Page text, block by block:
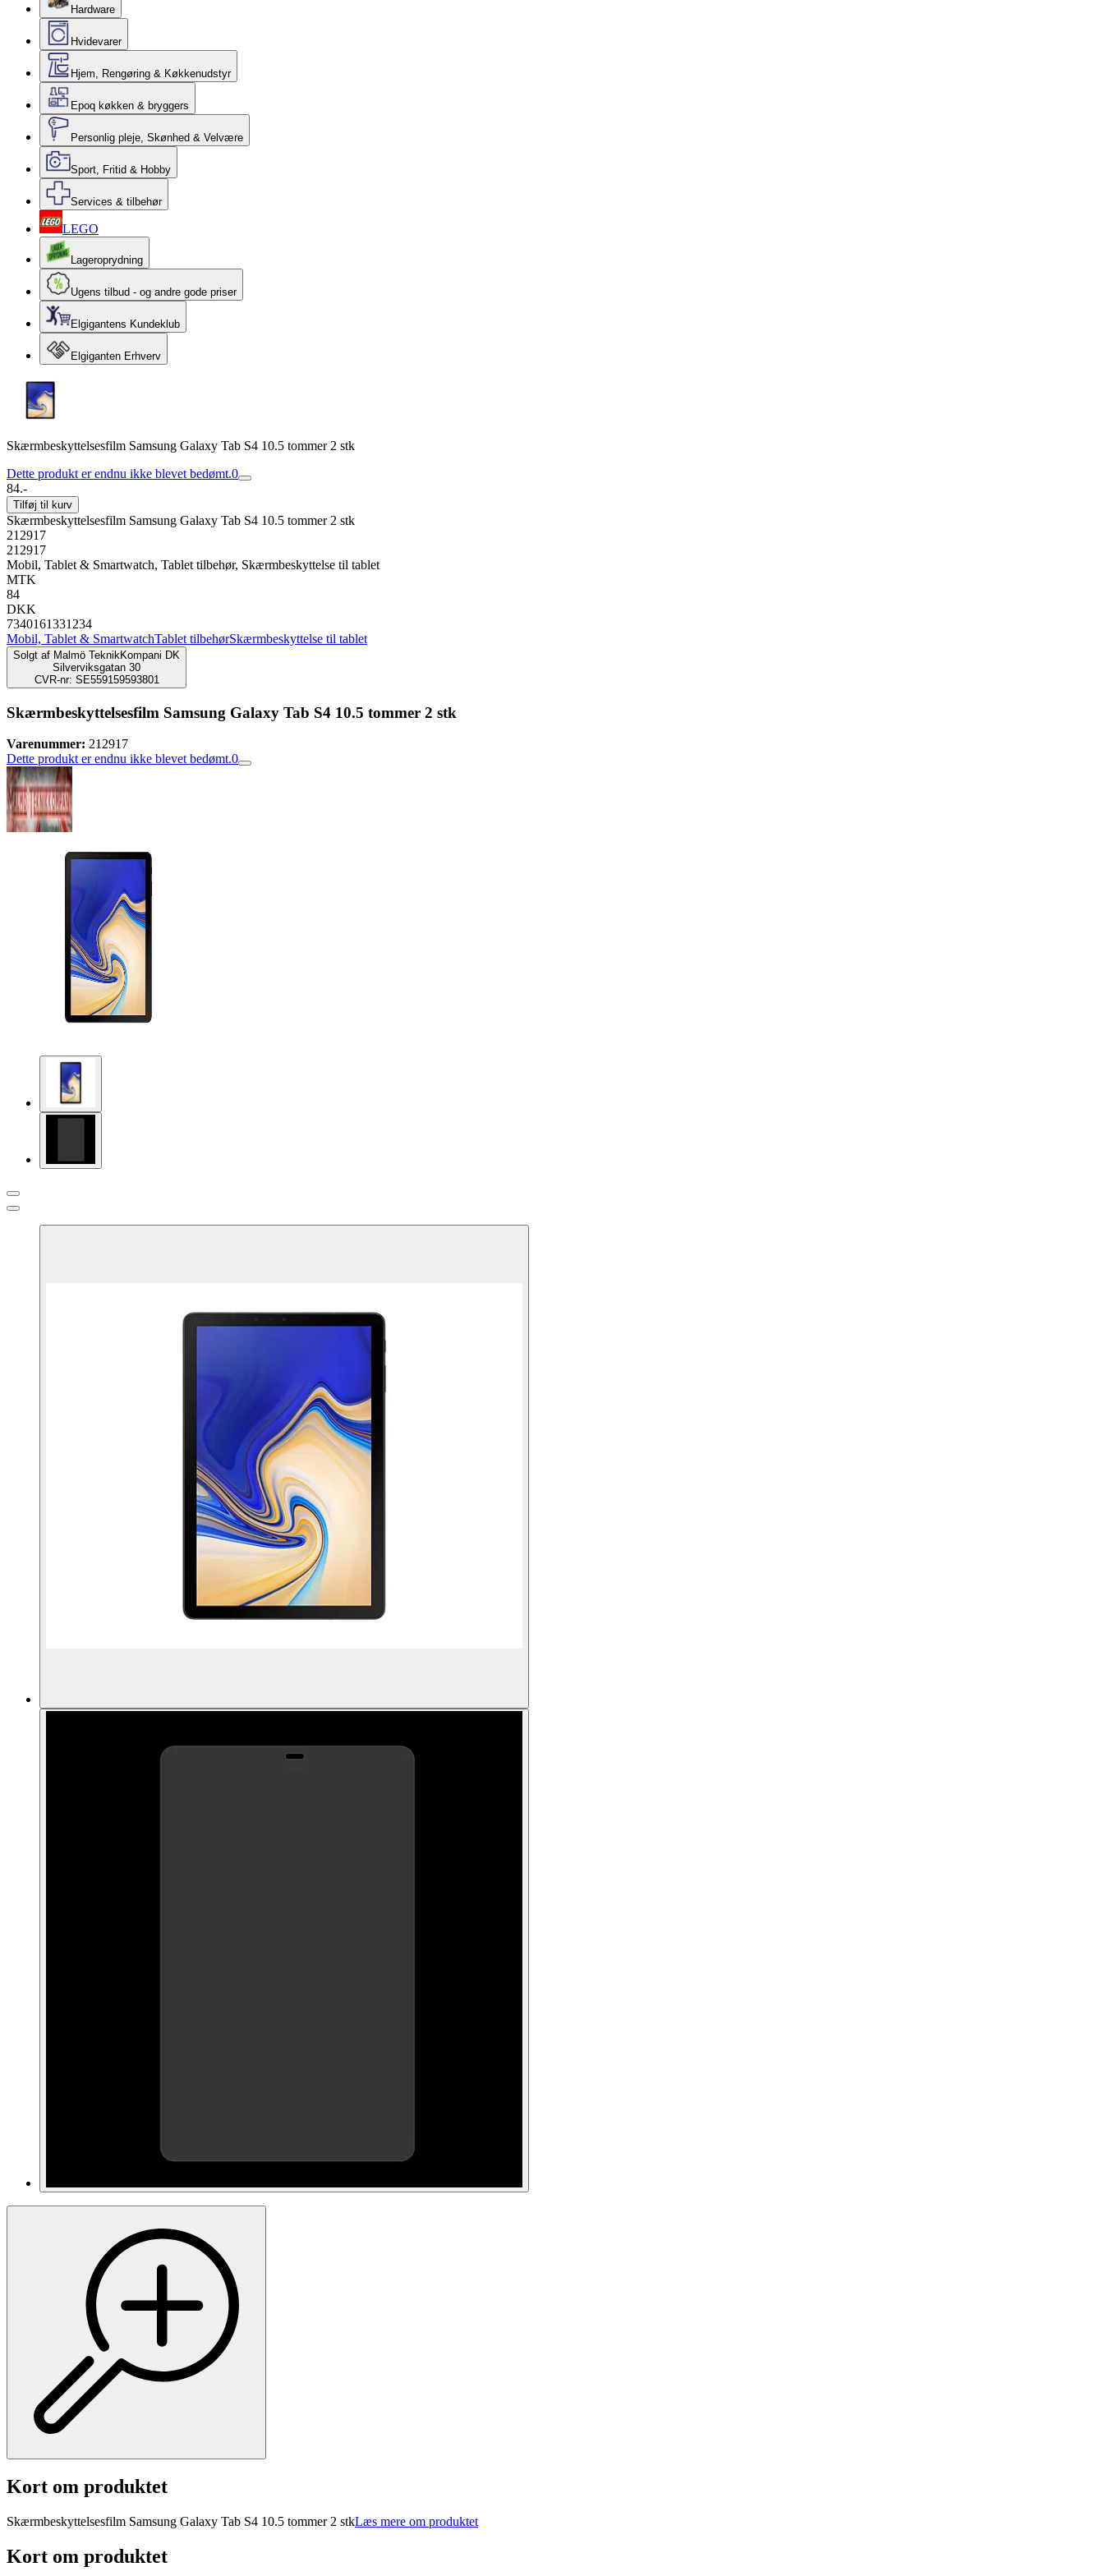
Hardware
Hvidevarer
Hjem, Rengøring & Køkkenudstyr
Epoq køkken & bryggers
Personlig pleje, Skønhed & Velvære
Sport, Fritid & Hobby
Services & tilbehør
LEGO
Lageroprydning
Ugens tilbud - og andre gode priser
Elgigantens Kundeklub
Elgiganten Erhverv
Skærmbeskyttelsesfilm Samsung Galaxy Tab S4 10.5 tommer 2 stk
Dette produkt er endnu ikke blevet bedømt.0
84.-
Tilføj til kurv
Skærmbeskyttelsesfilm Samsung Galaxy Tab S4 10.5 tommer 2 stk
212917
212917
Mobil, Tablet & Smartwatch, Tablet tilbehør, Skærmbeskyttelse til tablet
MTK
84
DKK
7340161331234
Mobil, Tablet & SmartwatchTablet tilbehørSkærmbeskyttelse til tablet
Solgt af Malmö TeknikKompani DK
Silverviksgatan 30
CVR-nr: SE559159593801
Skærmbeskyttelsesfilm Samsung Galaxy Tab S4 10.5 tommer 2 stk
Varenummer: 212917
Dette produkt er endnu ikke blevet bedømt.0
Kort om produktet
Skærmbeskyttelsesfilm Samsung Galaxy Tab S4 10.5 tommer 2 stkLæs mere om produktet
Kort om produktet